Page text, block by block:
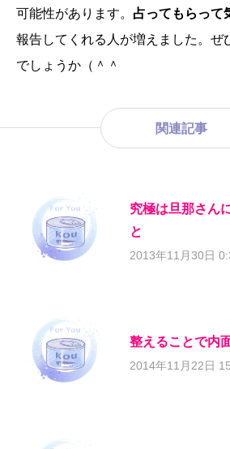
可能性があります。 占ってもらって
報告してくれる人が増えました。ぜ
でしょうか（＾＾
関連記事
究極は旦那さん
と
2013年11月30日
整えることで内
2014年11月22日